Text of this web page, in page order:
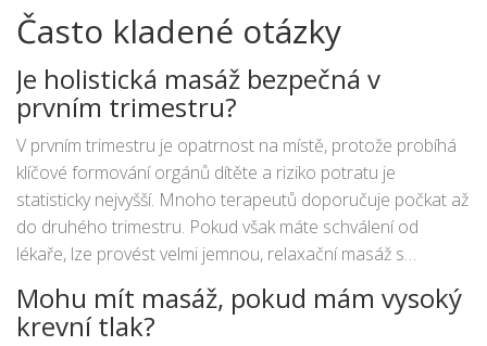
Často kladené otázky
Je holistická masáž bezpečná v
prvním trimestru?
V prvním trimestru je opatrnost na místě, protože probíhá
klíčové formování orgánů dítěte a riziko potratu je
statisticky nejvyšší. Mnoho terapeutů doporučuje počkat až
do druhého trimestru. Pokud však máte schválení od
lékaře, lze provést velmi jemnou, relaxační masáž s
esenciálních olejů. Vždy se poraďte se svým gynekologem.
Mohu mít masáž, pokud mám vysoký
krevní tlak?